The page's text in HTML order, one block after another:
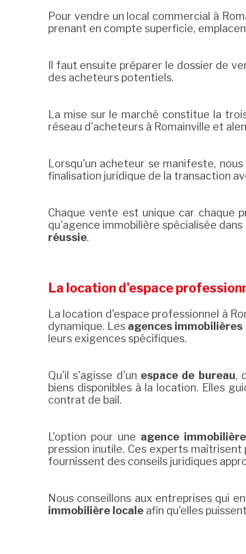
Pour vendre un local commercial à
prenant en compte superficie,
Il faut ensuite préparer le dossier de
des acheteurs potentiels.
La mise sur le marché constitue la
réseau d'acheteurs à Romainville et
Lorsqu'un acheteur se manifeste,
finalisation juridique de la transaction
Chaque vente est unique car chaque
qu'agence immobilière spécialisée
réussie.
La location d'espace
La location d'espace professionnel à
dynamique. Les agences immobilières
leurs exigences spécifiques.
Qu'il s'agisse d'un espace de bureau,
biens disponibles à la location. Elles
contrat de bail.
L'option pour une agence
pression inutile. Ces experts
fournissent des conseils juridiques
Nous conseillons aux entreprises qui
immobilière locale afin qu'elles